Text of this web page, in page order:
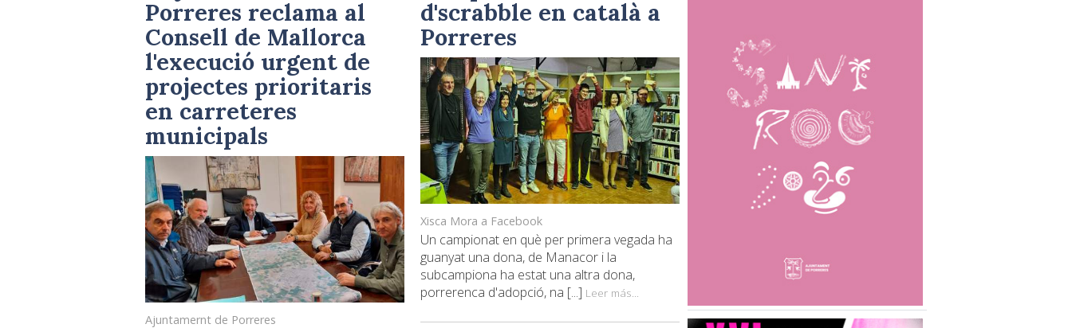
Porreres reclama al
Consell de Mallorca
l'execució urgent de
projectes prioritaris
en carreteres
municipals
Ajuntamernt de Porreres
d'scrabble en català a
Porreres
Xisca Mora a Facebook
Un campionat en què per primera vegada ha
guanyat una dona, de Manacor i la
subcampiona ha estat una altra dona,
porrerenca d'adopció, na [...] Leer más...